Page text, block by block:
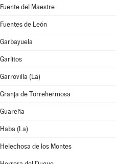
Fuente del Maestre
Fuentes de León
Garbayuela
Garlitos
Garrovilla (La)
Granja de Torrehermosa
Guareña
Haba (La)
Helechosa de los Montes